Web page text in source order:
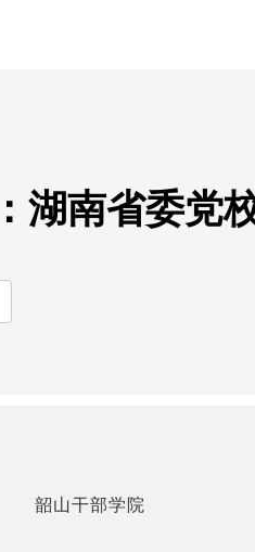
湖南省委党
韶山干部学院